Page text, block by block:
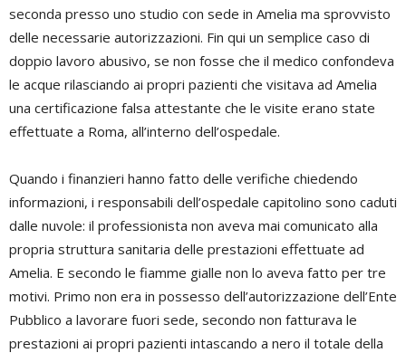
seconda presso uno studio con sede in Amelia ma sprovvisto
delle necessarie autorizzazioni. Fin qui un semplice caso di
doppio lavoro abusivo, se non fosse che il medico confondeva
le acque rilasciando ai propri pazienti che visitava ad Amelia
una certificazione falsa attestante che le visite erano state
effettuate a Roma, all’interno dell’ospedale.
Quando i finanzieri hanno fatto delle verifiche chiedendo
informazioni, i responsabili dell’ospedale capitolino sono caduti
dalle nuvole: il professionista non aveva mai comunicato alla
propria struttura sanitaria delle prestazioni effettuate ad
Amelia. E secondo le fiamme gialle non lo aveva fatto per tre
motivi. Primo non era in possesso dell’autorizzazione dell’Ente
Pubblico a lavorare fuori sede, secondo non fatturava le
prestazioni ai propri pazienti intascando a nero il totale della